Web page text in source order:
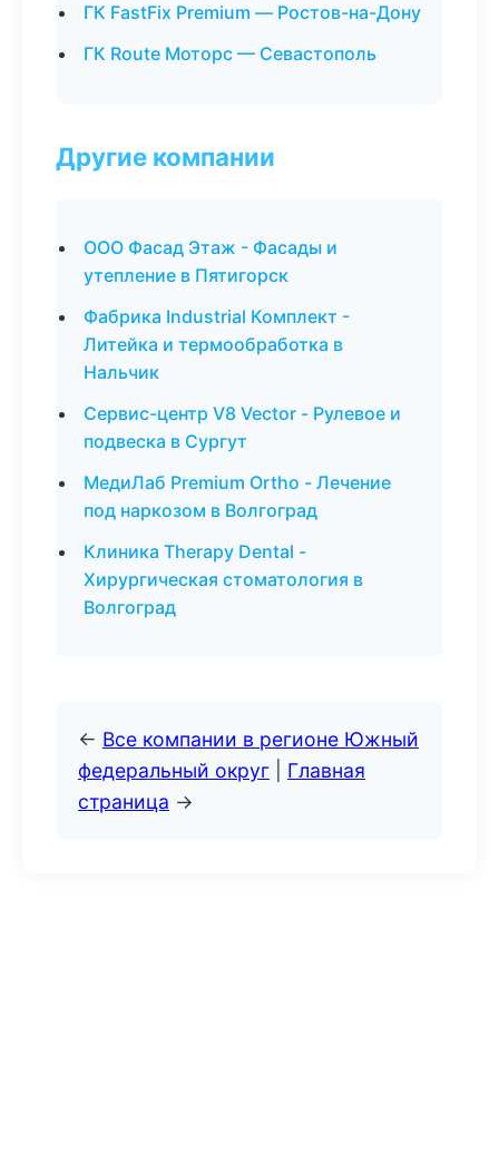
ГК FastFix Premium — Ростов-на-Дону
ГК Route Моторс — Севастополь
Другие компании
ООО Фасад Этаж - Фасады и
утепление в Пятигорск
Фабрика Industrial Комплект -
Литейка и термообработка в
Нальчик
Сервис-центр V8 Vector - Рулевое и
подвеска в Сургут
МедиЛаб Premium Ortho - Лечение
под наркозом в Волгоград
Клиника Therapy Dental -
Хирургическая стоматология в
Волгоград
← Все компании в регионе Южный
федеральный округ
Главная
страница →